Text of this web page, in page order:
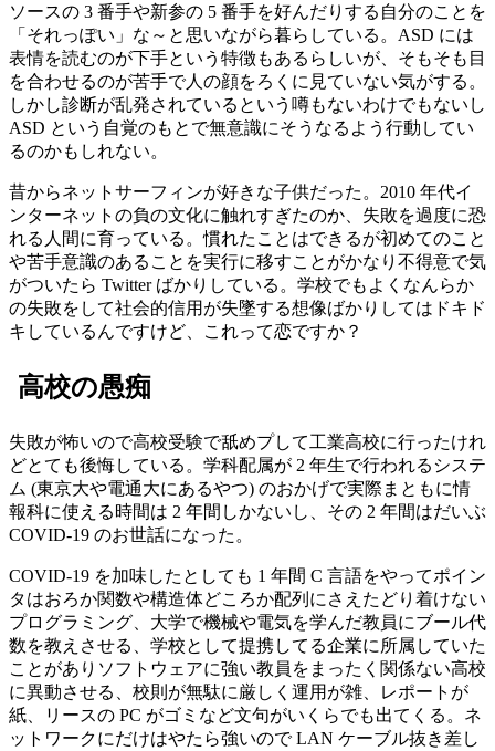
ソースの 3 番手や新参の 5 番手を好んだりする自分のことを
「それっぽい」な～と思いながら暮らしている。ASD には
表情を読むのが下手という特徴もあるらしいが、そもそも目
を合わせるのが苦手で人の顔をろくに見ていない気がする。
しかし診断が乱発されているという噂もないわけでもないし
ASD という自覚のもとで無意識にそうなるよう行動してい
るのかもしれない。
昔からネットサーフィンが好きな子供だった。2010 年代イ
ンターネットの負の文化に触れすぎたのか、失敗を過度に恐
れる人間に育っている。慣れたことはできるが初めてのこと
や苦手意識のあることを実行に移すことがかなり不得意で気
がついたら Twitter ばかりしている。学校でもよくなんらか
の失敗をして社会的信用が失墜する想像ばかりしてはドキド
キしているんですけど、これって恋ですか？
高校の愚痴
失敗が怖いので高校受験で舐めプして工業高校に行ったけれ
どとても後悔している。学科配属が 2 年生で行われるシステ
ム (東京大や電通大にあるやつ) のおかげで実際まともに情
報科に使える時間は 2 年間しかないし、その 2 年間はだいぶ
COVID-19 のお世話になった。
COVID-19 を加味したとしても 1 年間 C 言語をやってポイン
タはおろか関数や構造体どころか配列にさえたどり着けない
プログラミング、大学で機械や電気を学んだ教員にブール代
数を教えさせる、学校として提携してる企業に所属していた
ことがありソフトウェアに強い教員をまったく関係ない高校
に異動させる、校則が無駄に厳しく運用が雑、レポートが
紙、リースの PC がゴミなど文句がいくらでも出てくる。ネ
ットワークにだけはやたら強いので LAN ケーブル抜き差し